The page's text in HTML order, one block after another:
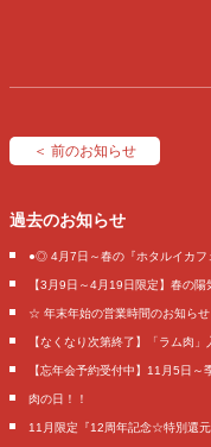
＜ 前のお知らせ
過去のお知らせ
●◎ 4月7日～春の『ホタルイカフ
【3月9日～4月19日限定】春の
☆ 年末年始の営業時間のお知ら
【なくなり次第終了】「ラム肉」
【忘年会予約受付中】11月5日
肉の日！！
11月限定『12周年記念☆特別還元